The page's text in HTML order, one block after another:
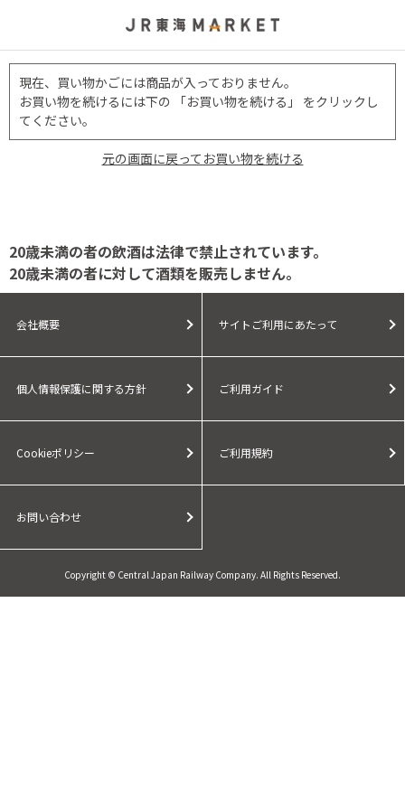
現在、買い物かごには商品が入っておりません。
お買い物を続けるには下の 「お買い物を続ける」 をクリックし
てください。
元の画面に戻ってお買い物を続ける
20歳未満の者の飲酒は法律で禁止されています。
20歳未満の者に対して酒類を販売しません。
会社概要 サイトご利用にあたって
個人情報保護に関する方針 ご利用ガイド
Cookieポリシー ご利用規約
お問い合わせ
Copyright © Central Japan Railway Company. All Rights Reserved.